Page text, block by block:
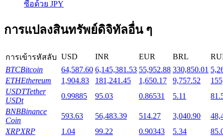
การล็อค BTR
ซื้อด้วย JPY
การแปลงสินทรัพย์ดิจิทัลอื่น ๆ
การเข้ารหัสลับ USD INR EUR BRL
BTCBitcoin 64,587.60 6,145,381.53 55,952.88 330,850.01
ETHEthereum 1,904.83 181,241.45 1,650.17 9,757.52
USDTTether
USDt
0.99885 95.03 0.86531 5.11
BNBBinance
Coin
593.63 56,483.39 514.27 3,040.90
XRPXRP 1.04 99.22 0.90343 5.34